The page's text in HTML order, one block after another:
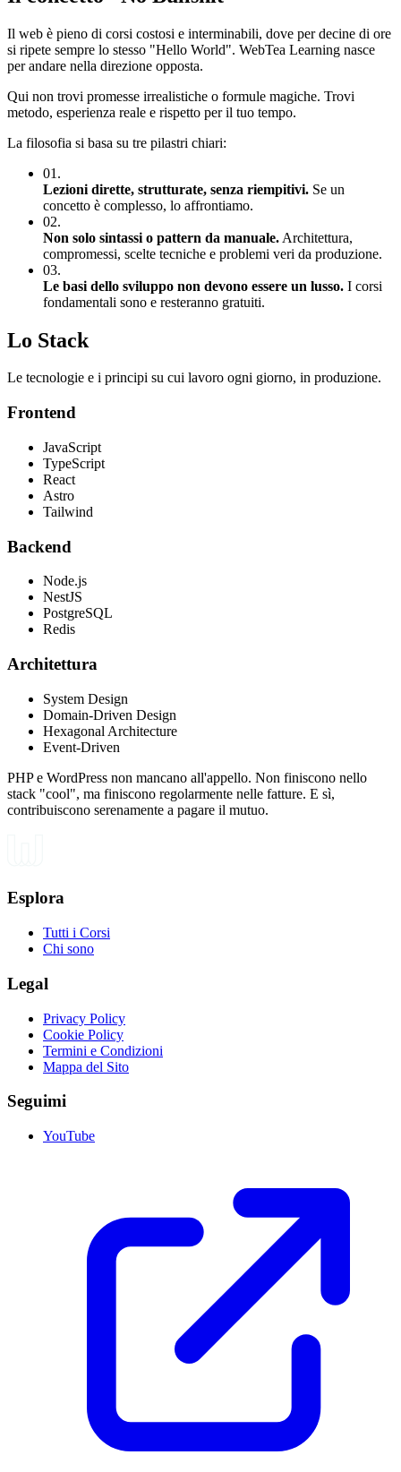
Il web è pieno di corsi costosi e interminabili, dove per decine di ore
si ripete sempre lo stesso "Hello World". WebTea Learning nasce
per andare nella direzione opposta.
Qui non trovi promesse irrealistiche o formule magiche. Trovi
metodo, esperienza reale e rispetto per il tuo tempo.
La filosofia si basa su tre pilastri chiari:
01.
Lezioni dirette, strutturate, senza riempitivi. Se un
concetto è complesso, lo affrontiamo.
02.
Non solo sintassi o pattern da manuale. Architettura,
compromessi, scelte tecniche e problemi veri da produzione.
03.
Le basi dello sviluppo non devono essere un lusso. I corsi
fondamentali sono e resteranno gratuiti.
Lo Stack
Le tecnologie e i principi su cui lavoro ogni giorno, in produzione.
Frontend
JavaScript
TypeScript
React
Astro
Tailwind
Backend
Node.js
NestJS
PostgreSQL
Redis
Architettura
System Design
Domain-Driven Design
Hexagonal Architecture
Event-Driven
PHP e WordPress non mancano all'appello. Non finiscono nello
stack "cool", ma finiscono regolarmente nelle fatture. E sì,
contribuiscono serenamente a pagare il mutuo.
Esplora
Tutti i Corsi
Chi sono
Legal
Privacy Policy
Cookie Policy
Termini e Condizioni
Mappa del Sito
Seguimi
YouTube